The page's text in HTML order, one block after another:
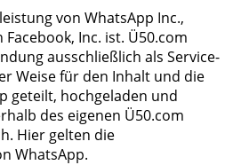
von WhatsApp Inc.,
Inc. ist. Ü50.com
ausschließlich als Service-
Weise für den Inhalt und die
geteilt, hochgeladen und
des eigenen Ü50.com
Hier gelten die
WhatsApp.